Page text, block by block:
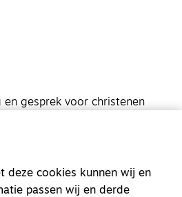
gesprek voor christenen
deze cookies kunnen wij en
passen wij en derde